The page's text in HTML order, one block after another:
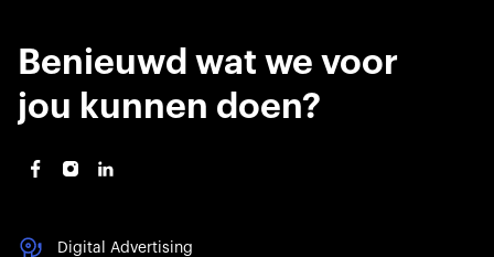
Benieuwd wat we voor
jou kunnen doen?
Digital Advertising